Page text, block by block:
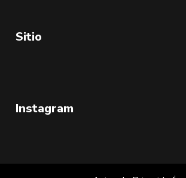
Sitio
Instagram